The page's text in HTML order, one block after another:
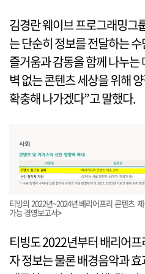
김경란 웨이브 프로그래밍그
는 단순히 정보를 전달하는
즐거움과 감동을 함께 나누
벽 없는 콘텐츠 세상을 위해
확충해 나가겠다”고 말했다.
티빙의 2022년~2024년 베리어프리 콘텐츠
가능 경영보고서>
티빙도 2022년부터 배리어
자 정보는 물론 배경음악과